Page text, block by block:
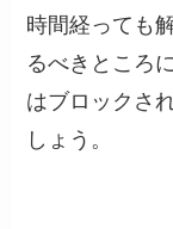
時間経っても
るべきところ
はブロックさ
しょう。